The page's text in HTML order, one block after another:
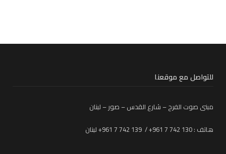
للتواصل مع موقعنا
مبنى صوت الفرح – شارع القدس – صور – لبنان
هاتف : 130 742 7 961+ / 139 742 7 961+ لبنان